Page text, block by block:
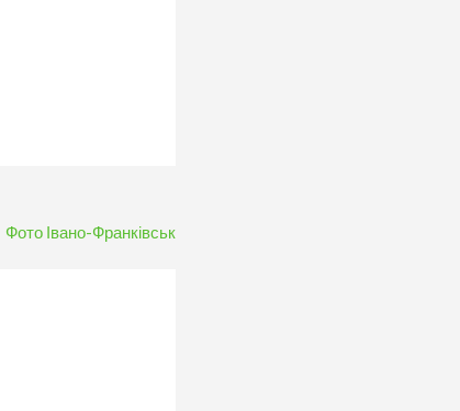
Фото Івано-Франківськ